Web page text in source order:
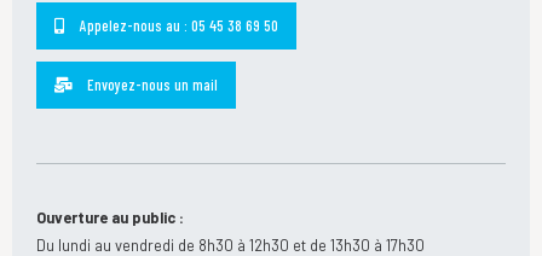
Appelez-nous au : 05 45 38 69 50
Envoyez-nous un mail
Ouverture au public :
Du lundi au vendredi de 8h30 à 12h30 et de 13h30 à 17h30